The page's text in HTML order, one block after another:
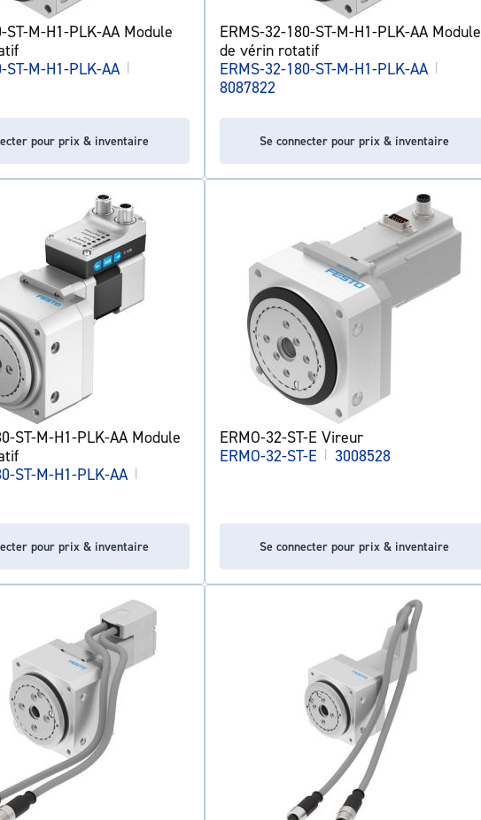
ST-M-H1-PLK-AA Module
ST-M-H1-PLK-AA |
pour prix & inventaire
ERMS-32-180-ST-M-H1-PLK-AA Module
de vérin rotatif
ERMS-32-180-ST-M-H1-PLK-AA |
8087822
Se connecter pour prix & inventaire
ST-M-H1-PLK-AA Module
ST-M-H1-PLK-AA |
pour prix & inventaire
ERMO-32-ST-E Vireur
ERMO-32-ST-E | 3008528
Se connecter pour prix & inventaire